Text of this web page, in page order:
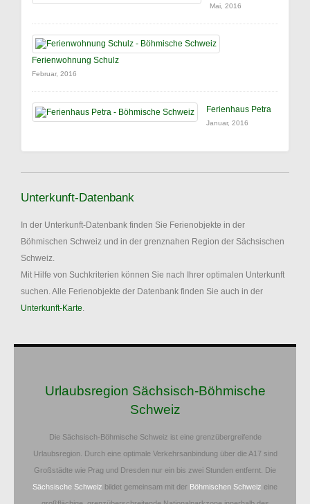
Mai, 2016
Ferienwohnung Schulz
Februar, 2016
Ferienhaus Petra
Januar, 2016
Unterkunft-Datenbank
In der Unterkunft-Datenbank finden Sie Ferienobjekte in der
Böhmischen Schweiz und in der grenznahen Region der Sächsischen
Schweiz.
Mit Hilfe von Suchkriterien können Sie nach Ihrer optimalen Unterkunft
suchen. Alle Ferienobjekte der Datenbank finden Sie auch in der
Unterkunft-Karte.
Urlaubsregion Sächsisch-Böhmische
Schweiz
Die Sächsisch-Böhmische Schweiz ist eine grenzübergreifende
Urlaubsregion. Durch eine optimale Verkehrsanbindung über die A17 sind
Großstädte wie Prag und Dresden nur ein bis zwei Stunden entfernt. Die
Sächsische Schweiz bildet gemeinsam mit der Böhmischen Schweiz eine